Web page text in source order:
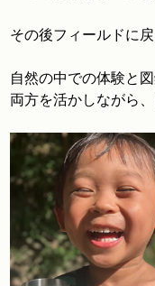
その後フィールドに
自然の中での体験と
両方を活かしながら